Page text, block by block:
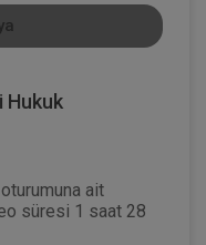
Hukuk
ait
süresi 1 saat 28